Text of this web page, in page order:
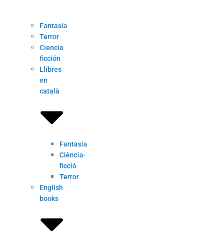
Fantasía
Terror
Ciencia
ficción
Llibres
en
català
Fantasia
Ciència-
ficció
Terror
English
books